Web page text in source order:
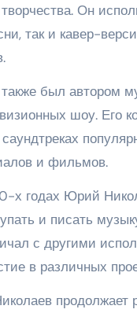
Он
так и кавер-
был автором
шоу. Его
и фильмов.
х годах Юрий
и писать
с другими
в различных
продолжает